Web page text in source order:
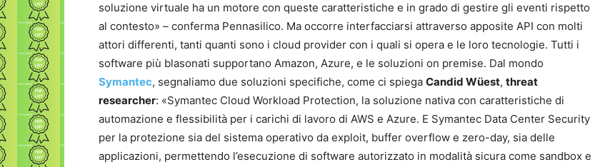
soluzione virtuale ha un motore con queste caratteristiche e in grado di gestire gli eventi rispetto
al contesto» – conferma Pennasilico. Ma occorre interfacciarsi attraverso apposite API con molti
attori differenti, tanti quanti sono i cloud provider con i quali si opera e le loro tecnologie. Tutti i
software più blasonati supportano Amazon, Azure, e le soluzioni on premise. Dal mondo
Symantec, segnaliamo due soluzioni specifiche, come ci spiega Candid Wüest, threat
researcher: «Symantec Cloud Workload Protection, la soluzione nativa con caratteristiche di
automazione e flessibilità per i carichi di lavoro di AWS e Azure. E Symantec Data Center Security
per la protezione sia del sistema operativo da exploit, buffer overflow e zero-day, sia delle
applicazioni, permettendo l’esecuzione di software autorizzato in modalità sicura come sandbox e